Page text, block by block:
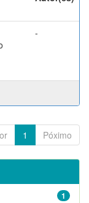
-
1 Póximo
1